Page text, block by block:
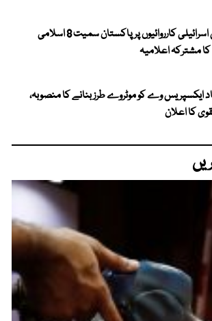
غزہ میں اسرائیلی کارروائیوں پر پاکستان سمیت 8 اسلامی
مشترکہ اعلامیہ
ایکسپریس وے کو موٹروے طرز بنانے کا منصوبہ،
کا اعلان